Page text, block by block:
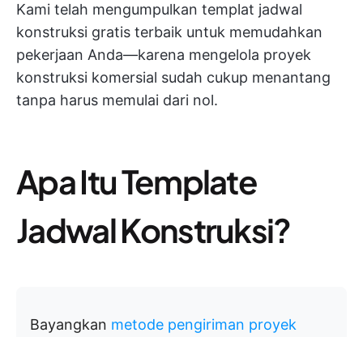
Kami telah mengumpulkan templat jadwal
konstruksi gratis terbaik untuk memudahkan
pekerjaan Anda—karena mengelola proyek
konstruksi komersial sudah cukup menantang
tanpa harus memulai dari nol.
Apa Itu Template
Jadwal Konstruksi?
Bayangkan metode pengiriman proyek